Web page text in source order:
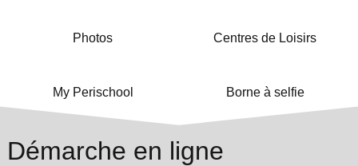
Photos Centres de Loisirs
My Perischool Borne à selfie
Démarche en ligne